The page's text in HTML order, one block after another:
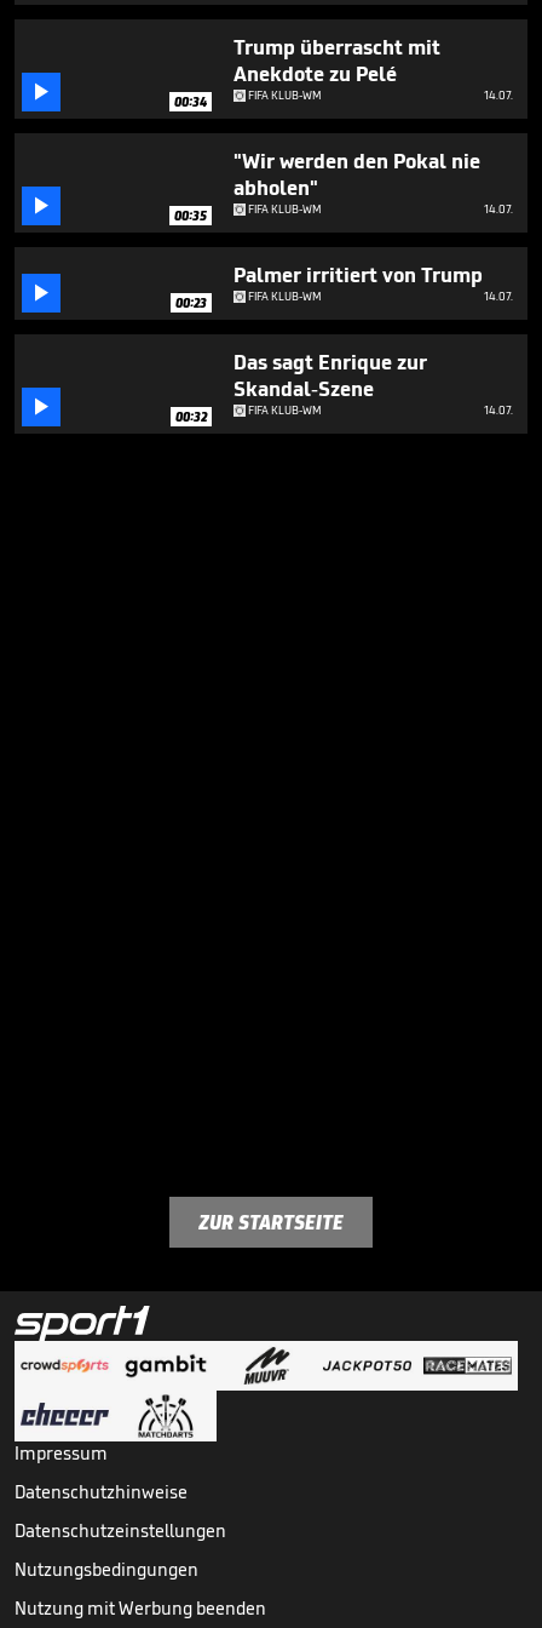
 00:34
Trump überrascht mit
Anekdote zu Pelé
FIFA KLUB-WM 14.07.
 00:35
"Wir werden den Pokal nie
abholen"
FIFA KLUB-WM 14.07.
 00:23
Palmer irritiert von Trump
FIFA KLUB-WM 14.07.
 00:32
Das sagt Enrique zur
Skandal-Szene
FIFA KLUB-WM 14.07.
ZUR STARTSEITE
Impressum
Datenschutzhinweise
Datenschutzeinstellungen
Nutzungsbedingungen
Nutzung mit Werbung beenden